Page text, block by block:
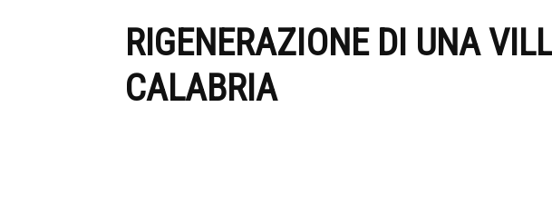
RIGENERAZIONE DI UNA
CALABRIA